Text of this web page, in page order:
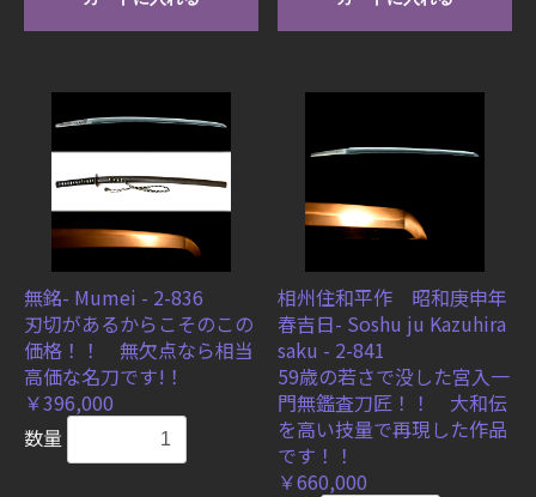
無銘- Mumei - 2-836
刃切があるからこそのこの
価格！！ 無欠点なら相当
高価な名刀です!！
￥396,000
数量
相州住和平作 昭和庚申年
春吉日- Soshu ju Kazuhira
saku - 2-841
59歳の若さで没した宮入一
門無鑑査刀匠！！ 大和伝
を高い技量で再現した作品
です！！
￥660,000